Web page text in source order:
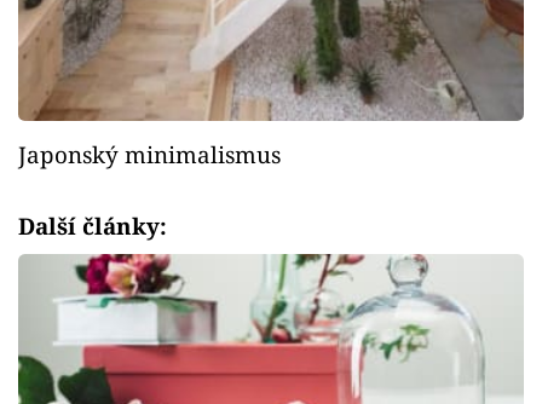
Japonský minimalismus
Další články: